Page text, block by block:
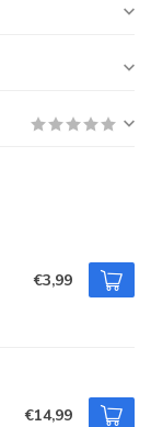
€3,99
€14,99